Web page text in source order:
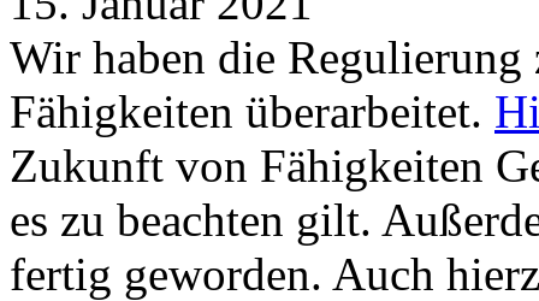
Wir haben die
Fähigkeiten überarbeitet.
Zukunft von Fähigkeiten
es zu beachten gilt.
fertig geworden. Auch